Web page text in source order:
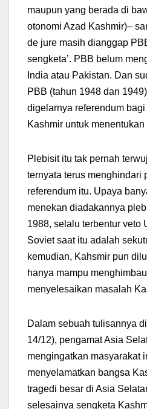
maupun yang berada di
otonomi Azad Kashmir)–
de jure masih dianggap
sengketa’. PBB belum
India atau Pakistan. Dan
PBB (tahun 1948 dan
digelarnya referendum
Kashmir untuk
Plebisit itu tak pernah
ternyata terus menghindari
referendum itu. Upaya
menekan diadakannya
1988, selalu terbentur veto
Soviet saat itu adalah
kemudian, Kahsmir pun
hanya mampu
menyelesaikan masalah
Dalam sebuah tulisannya di
14/12), pengamat Asia
mengingatkan masyarakat
menyelamatkan bangsa
tragedi besar di Asia
selesainya sengketa